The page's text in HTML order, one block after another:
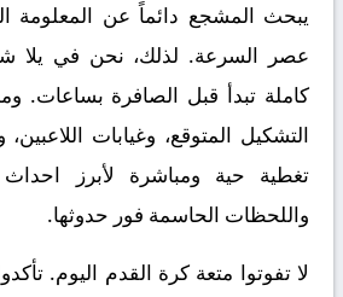
يبحث المشجع دائماً عن المعلومة
عصر السرعة. لذلك، نحن في يلا
كاملة تبدأ قبل الصافرة بساعات.
التشكيل المتوقع، وغيابات
تغطية حية ومباشرة لأبرز احداث
واللحظات الحاسمة فور حدوثها.
لا تفوتوا متعة كرة القدم اليوم.